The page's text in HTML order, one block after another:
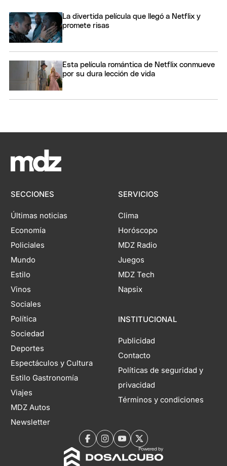
La divertida película que llegó a Netflix y
promete risas
Esta película romántica de Netflix conmueve
por su dura lección de vida
SECCIONES
Últimas noticias
Economía
Policiales
Mundo
Estilo
Vinos
Sociales
Política
Sociedad
Deportes
Espectáculos y Cultura
Estilo Gastronomía
Viajes
MDZ Autos
Newsletter
SERVICIOS
Clima
Horóscopo
MDZ Radio
Juegos
MDZ Tech
Napsix
INSTITUCIONAL
Publicidad
Contacto
Políticas de seguridad y
privacidad
Términos y condiciones